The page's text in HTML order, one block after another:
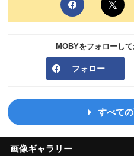
MOBYをフォローし
フォロー
すべて
画像ギャラリー